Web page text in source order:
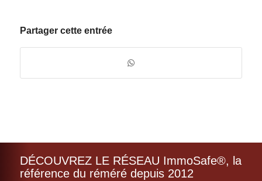
Partager cette entrée
DÉCOUVREZ LE RÉSEAU ImmoSafe®, la
référence du réméré depuis 2012